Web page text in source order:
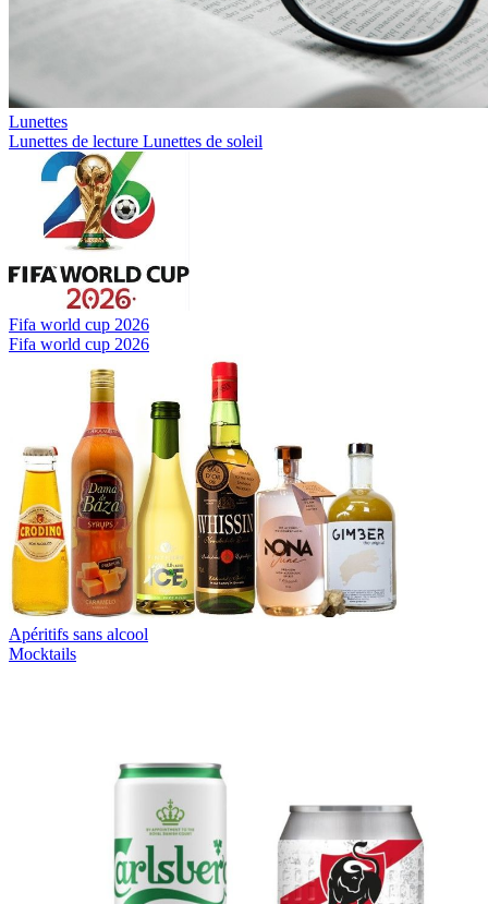
Lunettes
Lunettes de lecture Lunettes de soleil
Fifa world cup 2026
Fifa world cup 2026
Apéritifs sans alcool
Mocktails